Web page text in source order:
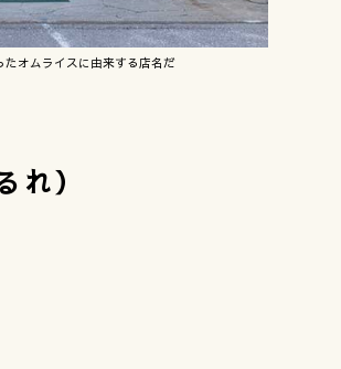
オムライスに由来する店名だ
）